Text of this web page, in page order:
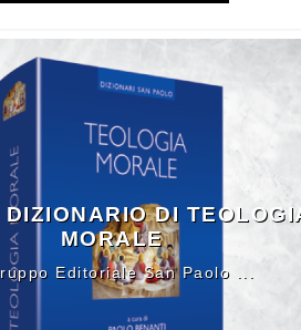
DIZIONARIO DI
MORALE
Editoriale San Paolo ...